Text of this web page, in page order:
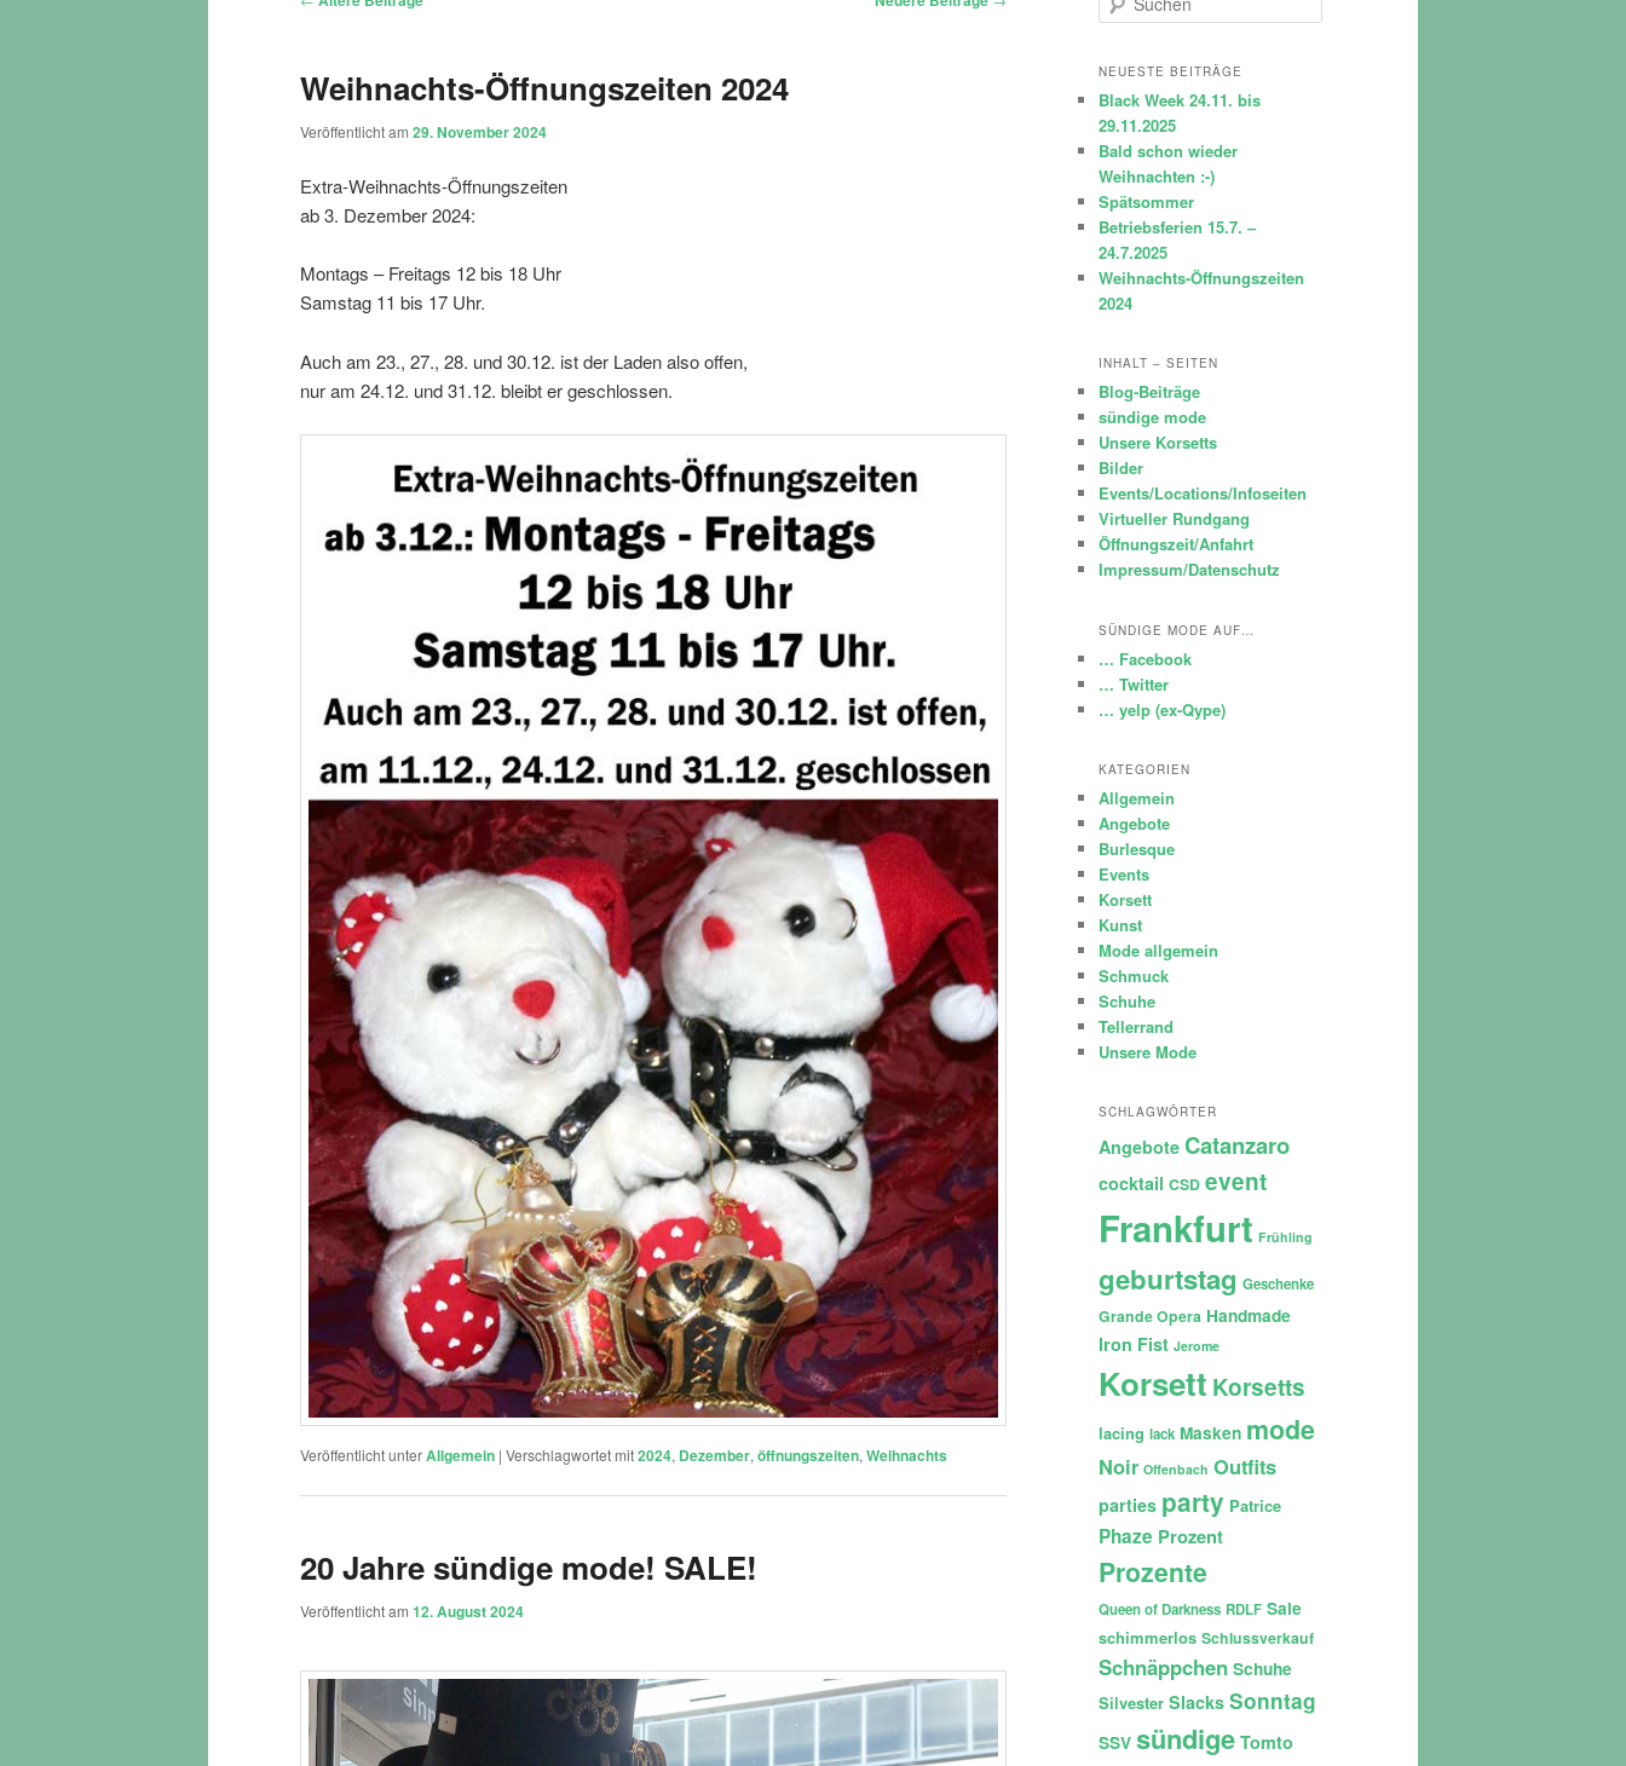
Weihnachts-Öffnungszeiten 2024
Veröffentlicht am 29. November 2024
Extra-Weihnachts-Öffnungszeiten
ab 3. Dezember 2024:
Montags – Freitags 12 bis 18 Uhr
Samstag 11 bis 17 Uhr.
Auch am 23., 27., 28. und 30.12. ist der Laden also offen,
nur am 24.12. und 31.12. bleibt er geschlossen.
Veröffentlicht unterAllgemein | Verschlagwortet mit2024, Dezember, öffnungszeiten, Weihnachts
20 Jahre sündige mode! SALE!
Veröffentlicht am 12. August 2024
u
h
n
NEUESTE BEITRÄGE
Black Week 24.11. bis
29.11.2025
Bald schon wieder
Weihnachten :-)
Spätsommer
Betriebsferien 15.7. –
24.7.2025
Weihnachts-Öffnungszeiten
2024
INHALT – SEITEN
Blog-Beiträge
sündige mode
Unsere Korsetts
Bilder
Events/Locations/Infoseiten
Virtueller Rundgang
Öffnungszeit/Anfahrt
Impressum/Datenschutz
SÜNDIGE MODE AUF…
… Facebook
… Twitter
… yelp (ex-Qype)
KATEGORIEN
Allgemein
Angebote
Burlesque
Events
Korsett
Kunst
Mode allgemein
Schmuck
Schuhe
Tellerrand
Unsere Mode
SCHLAGWÖRTER
Angebote Catanzaro
cocktail CSD event
Frankfurt Frühling
geburtstag Geschenke
Grande Opera Handmade
Iron Fist Jerome
Korsett Korsetts
lacing lack Masken mode
Noir Offenbach Outfits
parties party Patrice
Phaze Prozent
Prozente
Queen of Darkness RDLF Sale
schimmerlos Schlussverkauf
Schnäppchen Schuhe
Silvester Slacks Sonntag
SSV sündige Tomto